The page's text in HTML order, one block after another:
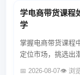
学电商带货课程
学
掌握电商带货课程
定位市场，挑选出
📅 2026-08-07👁️ 浏